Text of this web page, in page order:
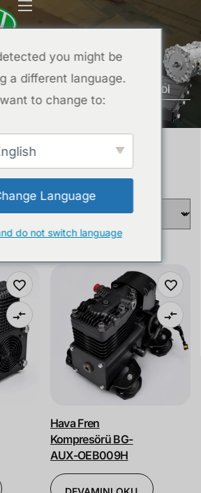
IN 3 MINUTES” OLARAK ETIKETLENDI
Hava Fren
Kompresörü BG-
AUX-OEB009H
you might be
a different language.
to change to:
Language
do not switch language